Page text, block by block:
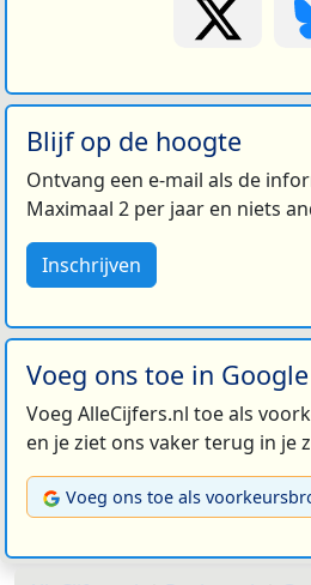
Blijf op de hoogte
Ontvang een e-mail als de
Maximaal 2 per jaar en niets
Inschrijven
Voeg ons toe in Google
Voeg AlleCijfers.nl toe als
en je ziet ons vaker terug in je
Voeg ons toe als